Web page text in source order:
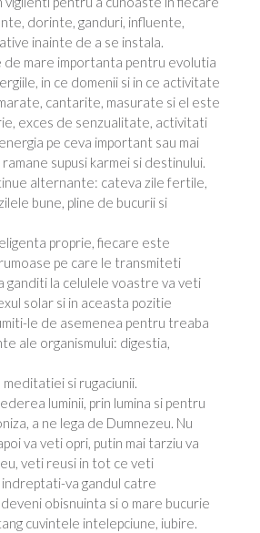
dorinte, ganduri, influente,
inainte de a se instala.
mare importanta pentru evolutia
in ce domenii si in ce activitate
cantarite, masurate si el este
exces de senzualitate, activitati
pe ceva important sau mai
supusi karmei si destinului.
alternante: cateva zile fertile,
bune, pline de bucurii si
proprie, fiecare este
pe care le transmiteti
ganditi la celulele voastre va veti
solar si in aceasta pozitie
le de asemenea pentru treaba
ale organismului: digestia,
si rugaciunii.
luminii, prin lumina si pentru
a ne lega de Dumnezeu. Nu
va veti opri, putin mai tarziu va
veti reusi in tot ce veti
va gandul catre
obisnuinta si o mare bucurie
cuvintele intelepciune, iubire.